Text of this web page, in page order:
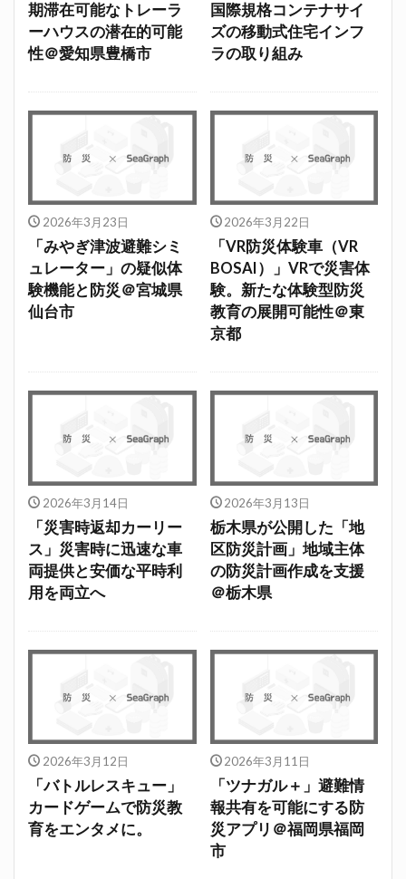
期滞在可能なトレーラ
ーハウスの潜在的可能
性＠愛知県豊橋市
国際規格コンテナサイ
ズの移動式住宅インフ
ラの取り組み
2026年3月23日
「みやぎ津波避難シミ
ュレーター」の疑似体
験機能と防災＠宮城県
仙台市
2026年3月22日
「VR防災体験車（VR
BOSAI）」VRで災害体
験。新たな体験型防災
教育の展開可能性＠東
京都
2026年3月14日
「災害時返却カーリー
ス」災害時に迅速な車
両提供と安価な平時利
用を両立へ
2026年3月13日
栃木県が公開した「地
区防災計画」地域主体
の防災計画作成を支援
＠栃木県
2026年3月12日
「バトルレスキュー」
カードゲームで防災教
育をエンタメに。
2026年3月11日
「ツナガル＋」避難情
報共有を可能にする防
災アプリ＠福岡県福岡
市